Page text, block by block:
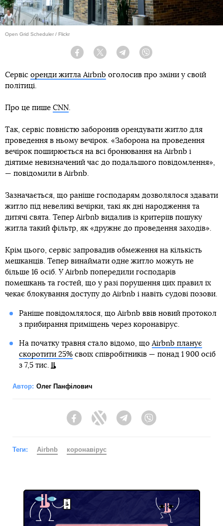
Open Grid Scheduler / Flickr
Facebook Twitter Telegram
Сервіс оренди житла Airbnb оголосив про зміни у своїй
політиці.
Про це пише CNN.
Так, сервіс повністю заборонив орендувати житло для
проведення в ньому вечірок. «Заборона на проведення
вечірок поширюється на всі бронювання на Airbnb і
діятиме невизначений час до подальшого повідомлення»,
— повідомили в Airbnb.
Зазначається, що раніше господарям дозволялося здавати
житло під невеликі вечірки, такі як дні народження та
дитячі свята. Тепер Airbnb видалив із критеріїв пошуку
житла такий фільтр, як «дружнє до проведення заходів».
Крім цього, сервіс запровадив обмеження на кількість
мешканців. Тепер винаймати одне житло можуть не
більше 16 осіб. У Airbnb попередили господарів
помешкань та гостей, що у разі порушення цих правил їх
чекає блокування доступу до Airbnb і навіть судові позови.
Раніше повідомлялося, що Airbnb ввів новий протокол
з прибирання приміщень через коронавірус.
На початку травня стало відомо, щоAirbnb планує
скоротити 25%своїх співробітників — понад 1 900 осіб
з 7,5 тис.
Автор: Олег Панфілович
FacebookTwitter Telegram
Теги: Airbnb коронавірус